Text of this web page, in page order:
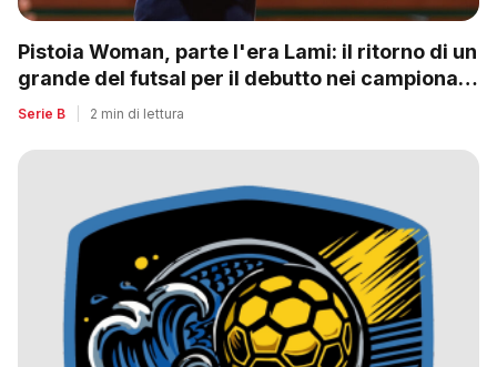
Pistoia Woman, parte l'era Lami: il ritorno di un
grande del futsal per il debutto nei campionati
nazionali
Serie B 2 min di lettura